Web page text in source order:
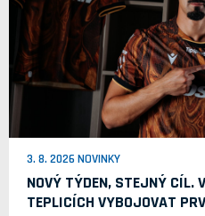
3. 8. 2026 NOVINKY
NOVÝ TÝDEN, STEJNÝ CÍL.
TEPLICÍCH VYBOJOVAT